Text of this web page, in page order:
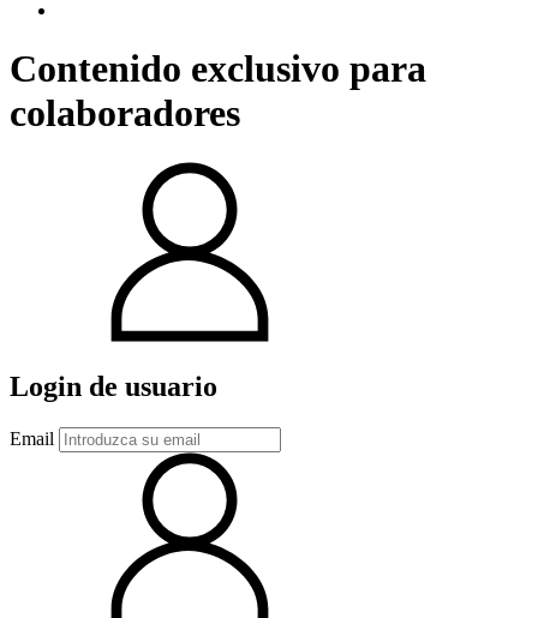
Contenido exclusivo para
colaboradores
Login de usuario
Email